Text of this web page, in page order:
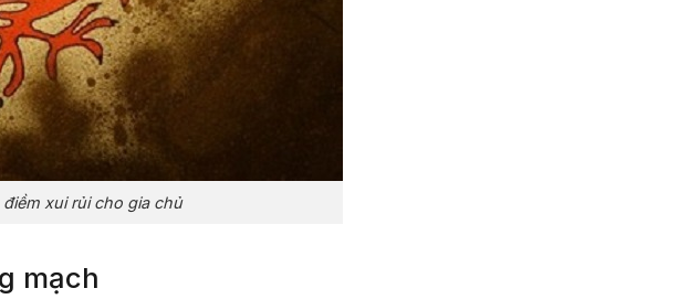
xui rủi cho gia chủ
mạch